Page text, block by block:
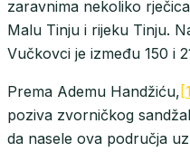
zaravnima nekoliko
Malu Tinju i rijeku Tinju.
Vučkovci je između 150 i
Prema Ademu Handžiću,
poziva zvorničkog
da nasele ova područja